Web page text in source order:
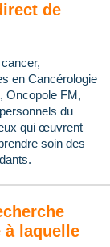
de
en Cancérologie
Oncopole FM,
du
qui œuvrent
soin des
à laquelle